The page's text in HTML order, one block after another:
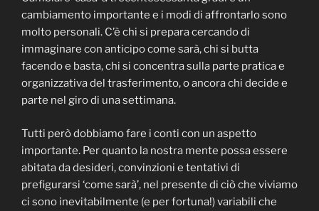
cambiamento importante e i modi di affrontarlo sono
molto personali. C’è chi si prepara cercando di
immaginare con anticipo come sarà, chi si butta
facendo e basta, chi si concentra sulla parte pratica e
organizzativa del trasferimento, o ancora chi decide e
parte nel giro di una settimana.
Tutti però dobbiamo fare i conti con un aspetto
importante. Per quanto la nostra mente possa essere
abitata da desideri, convinzioni e tentativi di
prefigurarsi ‘come sarà’, nel presente di ciò che viviamo
ci sono inevitabilmente (e per fortuna!) variabili che